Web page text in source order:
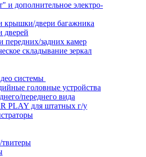
и дополнительное электро-
крышки/двери багажника
дверей
передних/задних камер
складывание зеркал
системы
головные устройства
переднего вида
PLAY для штатных г/у